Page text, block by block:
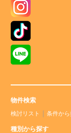
物件検索
検討リスト 条件か
種別から探す